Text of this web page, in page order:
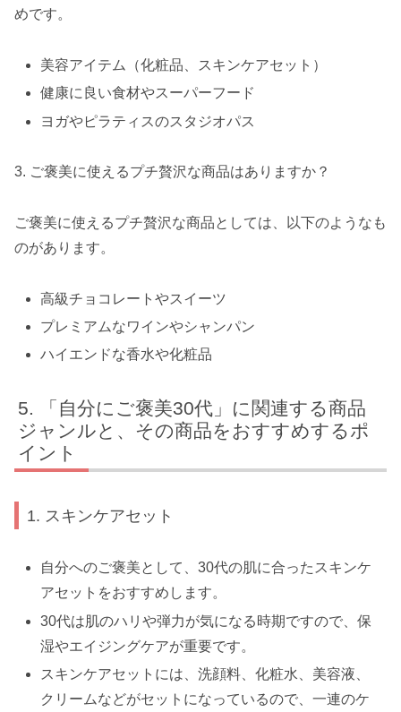
めです。
美容アイテム（化粧品、スキンケアセット）
健康に良い食材やスーパーフード
ヨガやピラティスのスタジオパス
3. ご褒美に使えるプチ贅沢な商品はありますか？
ご褒美に使えるプチ贅沢な商品としては、以下のようなも
のがあります。
高級チョコレートやスイーツ
プレミアムなワインやシャンパン
ハイエンドな香水や化粧品
「自分にご褒美30代」に関連する商品
ジャンルと、その商品をおすすめするポ
イント
1. スキンケアセット
自分へのご褒美として、30代の肌に合ったスキンケ
アセットをおすすめします。
30代は肌のハリや弾力が気になる時期ですので、保
湿やエイジングケアが重要です。
スキンケアセットには、洗顔料、化粧水、美容液、
クリームなどがセットになっているので、一連のケ